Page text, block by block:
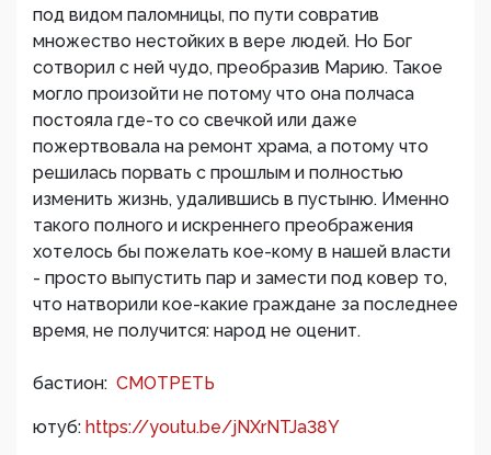
под видом паломницы, по пути совратив
множество нестойких в вере людей. Но Бог
сотворил с ней чудо, преобразив Марию. Такое
могло произойти не потому что она полчаса
постояла где-то со свечкой или даже
пожертвовала на ремонт храма, а потому что
решилась порвать с прошлым и полностью
изменить жизнь, удалившись в пустыню. Именно
такого полного и искреннего преображения
хотелось бы пожелать кое-кому в нашей власти
- просто выпустить пар и замести под ковер то,
что натворили кое-какие граждане за последнее
время, не получится: народ не оценит.
бастион: СМОТРЕТЬ
ютуб: https://youtu.be/jNXrNTJa38Y